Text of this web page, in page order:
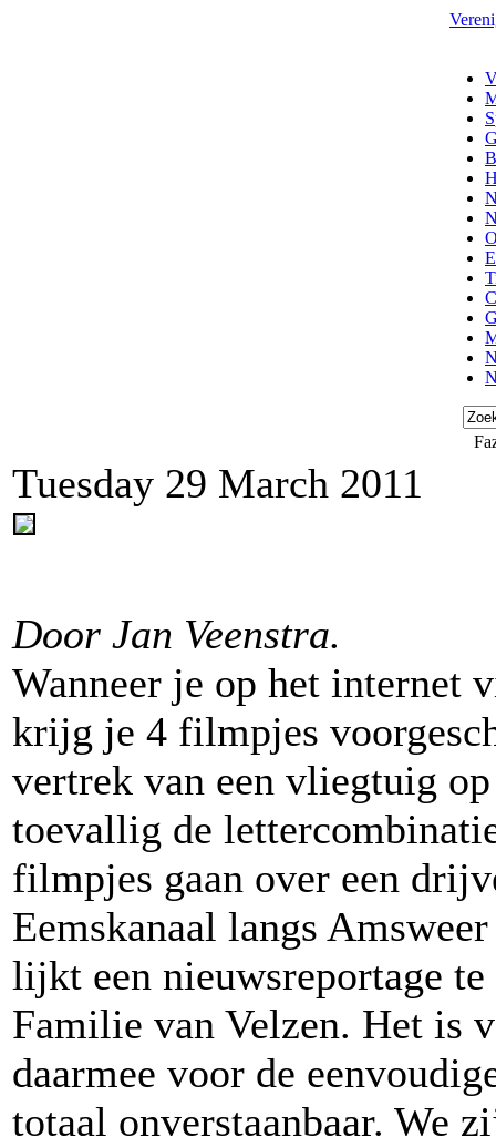
Tuesday 29 March 2011
Door Jan Veenstra.
Wanneer je op het internet
krijg je 4 filmpjes
vertrek van een vliegtuig
toevallig de
filmpjes gaan over een
Eemskanaal langs
lijkt een nieuwsreportage
Familie van Velzen. Het is
daarmee voor de
totaal onverstaanbaar. We